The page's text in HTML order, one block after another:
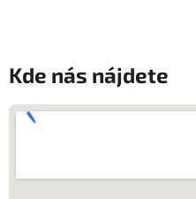
Kde nás nájdete